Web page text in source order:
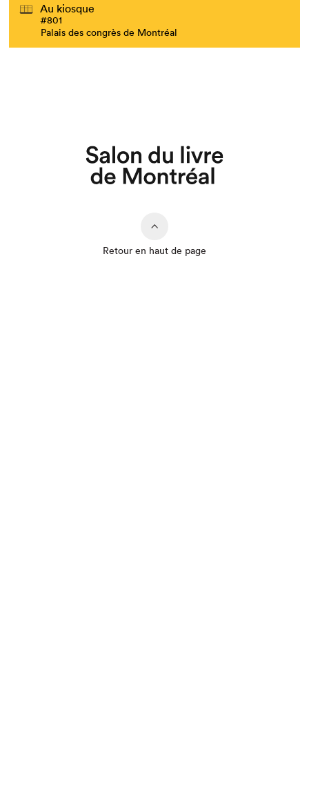
Au kiosque
#801
Palais des congrès de Montréal
Retour en haut de page